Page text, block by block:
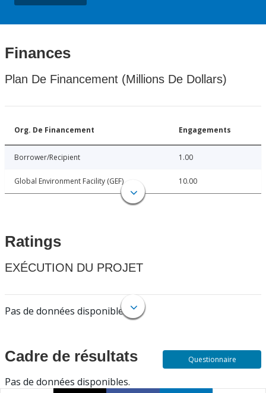
Finances
Plan De Financement (Millions De Dollars)
Org. De Financement Engagements
Borrower/Recipient 1.00
Global Environment Facility (GEF) 10.00
Ratings
EXÉCUTION DU PROJET
Pas de données disponibles.
Cadre de résultats
Pas de données disponibles.
Questionnaire